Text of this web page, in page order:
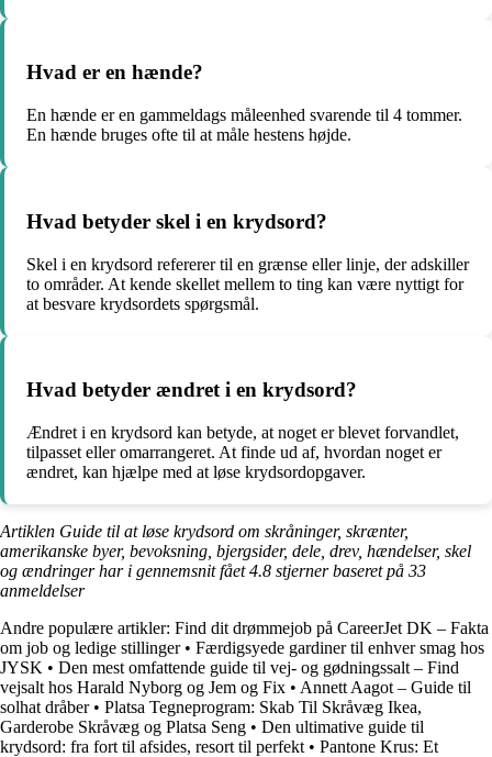
Hvad er en hænde?
En hænde er en gammeldags måleenhed svarende til 4 tommer.
En hænde bruges ofte til at måle hestens højde.
Hvad betyder skel i en krydsord?
Skel i en krydsord refererer til en grænse eller linje, der adskiller
to områder. At kende skellet mellem to ting kan være nyttigt for
at besvare krydsordets spørgsmål.
Hvad betyder ændret i en krydsord?
Ændret i en krydsord kan betyde, at noget er blevet forvandlet,
tilpasset eller omarrangeret. At finde ud af, hvordan noget er
ændret, kan hjælpe med at løse krydsordopgaver.
Artiklen Guide til at løse krydsord om skråninger, skrænter,
amerikanske byer, bevoksning, bjergsider, dele, drev, hændelser, skel
og ændringer har i gennemsnit fået4.8 stjerner baseret på 33
anmeldelser
Andre populære artikler: Find dit drømmejob på CareerJet DK – Fakta
om job og ledige stillinger• Færdigsyede gardiner til enhver smag hos
JYSK • Den mest omfattende guide til vej- og gødningssalt – Find
vejsalt hos Harald Nyborg og Jem og Fix • Annett Aagot – Guide til
solhat dråber• Platsa Tegneprogram: Skab Til Skråvæg Ikea,
Garderobe Skråvæg og Platsa Seng • Den ultimative guide til
krydsord: fra fort til afsides, resort til perfekt • Pantone Krus: Et